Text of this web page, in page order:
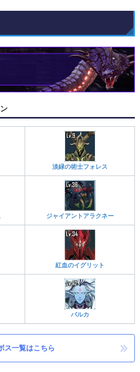
淡緑の術士フォレス
ジャイアントアラクネー
紅血のイグリット
バルカ
ス一覧はこちら